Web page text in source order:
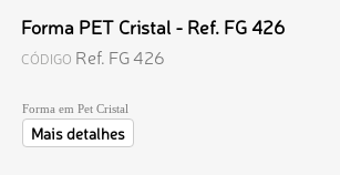
Forma PET Cristal - Ref. FG 426
CÓDIGO Ref. FG 426
Forma em Pet Cristal
Mais detalhes